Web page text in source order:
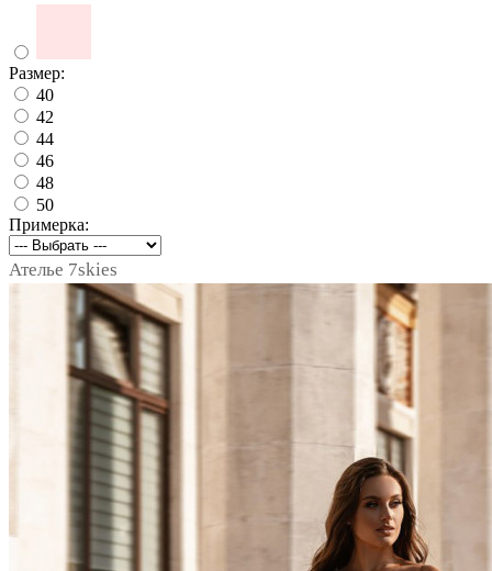
Размер:
40
42
44
46
48
50
Примерка:
Ателье 7skies
notext